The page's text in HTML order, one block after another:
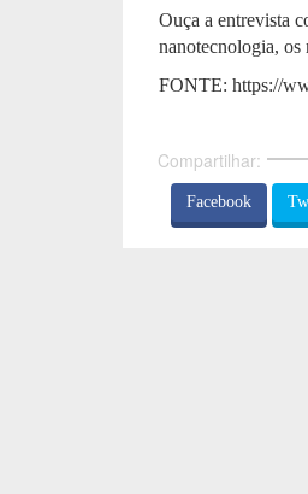
Ouça a entrevista
nanotecnologia, os
FONTE: https://
Compartilhar:
Facebook